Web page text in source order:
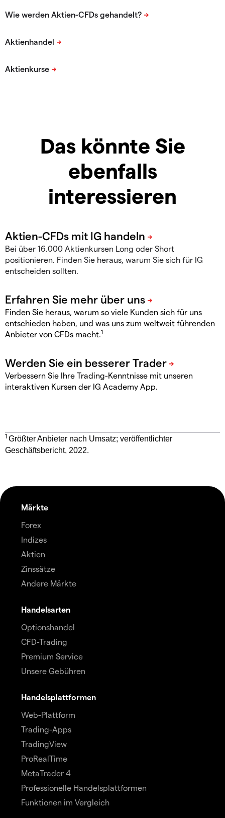
Das könnte Sie
ebenfalls
interessieren
Bei über 16.000 Aktienkursen Long oder Short
positionieren. Finden Sie heraus, warum Sie sich für IG
entscheiden sollten.
Finden Sie heraus, warum so viele Kunden sich für uns
entschieden haben, und was uns zum weltweit führenden
Anbieter von CFDs macht.1
Verbessern Sie Ihre Trading-Kenntnisse mit unseren
interaktiven Kursen der IG Academy App.
1 Größter Anbieter nach Umsatz; veröffentlichter
Geschäftsbericht, 2022.
Märkte
Forex
Indizes
Aktien
Zinssätze
Andere Märkte
Handelsarten
Optionshandel
CFD-Trading
Premium Service
Unsere Gebühren
Handelsplattformen
Web-Plattform
Trading-Apps
TradingView
ProRealTime
MetaTrader 4
Professionelle Handelsplattformen
Funktionen im Vergleich